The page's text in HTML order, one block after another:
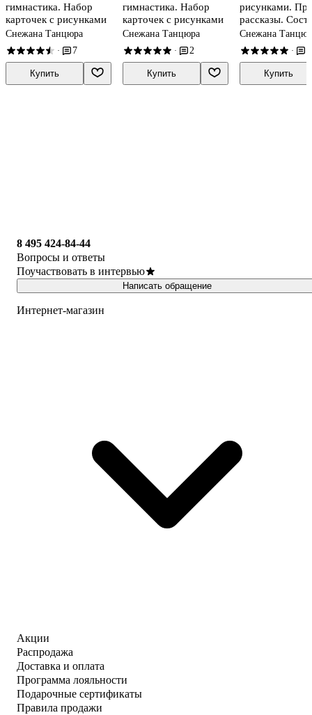
гимнастика. Набор
карточек с рисунками
Снежана Танцюра
· 7
Купить
гимнастика. Набор
карточек с рисунками
Снежана Танцюра
· 2
Купить
рисунками.
рассказы.
по схеме
Снежана
·
Купить
8 495 424-84-44
Вопросы и ответы
Поучаствовать в интервью
Написать обращение
Интернет-магазин
Акции
Распродажа
Доставка и оплата
Программа лояльности
Подарочные сертификаты
Правила продажи